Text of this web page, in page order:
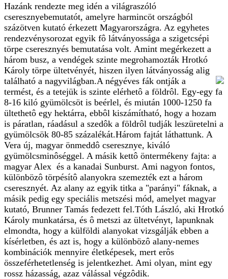
Hazánk rendezte meg idén a világraszóló
cseresznyebemutatót, amelyre harmincöt országból
százötven kutató érkezett Magyarországra. Az egyhetes
rendezvénysorozat egyik fô látványossága a szigetcsépi
törpe cseresznyés bemutatása volt. Amint megérkezett a
három busz, a vendégek szinte megrohamozták Hrotkó
Károly törpe ültetvényét, hiszen ilyen látványosság alig
található a nagyvilágban.A négyéves fák ontják a
termést, és a tetejük is szinte elérhetô a földrôl. Egy-egy fa
8-16 kiló gyümölcsöt is beérlel, és miután 1000-1250 fa
ültethetô egy hektárra, ebbôl kiszámítható, hogy a hozam
is páratlan, ráadásul a szedôk a földrôl tudják leszüretelni a
gyümölcsök 80-85 százalékát.Három fajtát láthattunk. A
Vera új, magyar önmeddô cseresznye, kiváló
gyümölcsminôséggel. A másik kettô öntermékeny fajta: a
magyar Alex és a kanadai Sunburst. Ami nagyon fontos,
különbözô törpésítô alanyokra szemezték ezt a három
cseresznyét. Az alany az egyik titka a "parányi" fáknak, a
másik pedig egy speciális metszési mód, amelyet magyar
kutató, Brunner Tamás fedezett fel.Tóth László, aki Hrotkó
Károly munkatársa, és ô metszi az ültetvényt, lapunknak
elmondta, hogy a külföldi alanyokat vizsgálják ebben a
kísérletben, és azt is, hogy a különbözô alany-nemes
kombinációk mennyire életképesek, mert erôs
összeférhetetlenség is jelentkezhet. Ami olyan, mint egy
rossz házasság, azaz válással végzôdik.